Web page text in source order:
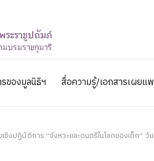
ของมูลนิธิฯ สื่อความรู้/เอกสารเผยแ
ชิงปฏิบัติการ “จังหวะและดนตรีในโลกของเด็ก”